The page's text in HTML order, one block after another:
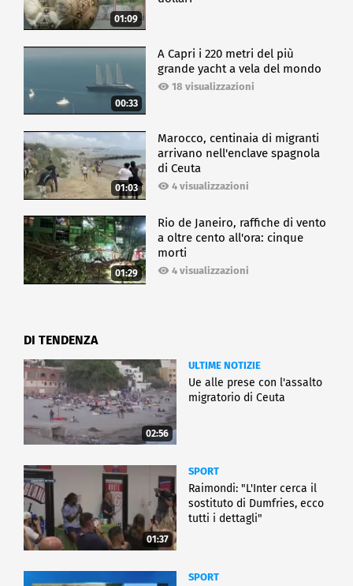
01:09
00:33
A Capri i 220 metri del più
grande yacht a vela del mondo
18 visualizzazioni
01:03
Marocco, centinaia di migranti
arrivano nell'enclave spagnola
di Ceuta
4 visualizzazioni
01:29
Rio de Janeiro, raffiche di vento
a oltre cento all'ora: cinque
morti
4 visualizzazioni
DI TENDENZA
02:56
ULTIME NOTIZIE
Ue alle prese con l'assalto
migratorio di Ceuta
01:37
SPORT
Raimondi: "L'Inter cerca il
sostituto di Dumfries, ecco
tutti i dettagli"
SPORT